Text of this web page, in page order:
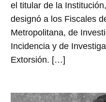
el titular de la
designó a los Fiscales
Metropolitana, de
Incidencia y de
Extorsión. […]